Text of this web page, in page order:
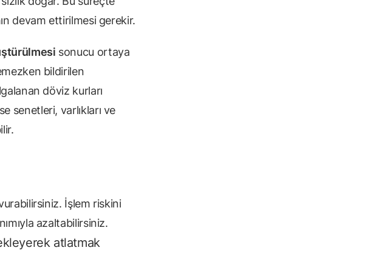
devam ettirilmesi gerekir.
sonucu ortaya
bildirilen
döviz kurları
senetleri, varlıkları ve
İşlem riskini
azaltabilirsiniz.
atlatmak